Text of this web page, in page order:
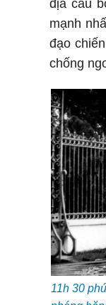
địa cầu
mạnh
đạo
chống
11h 30